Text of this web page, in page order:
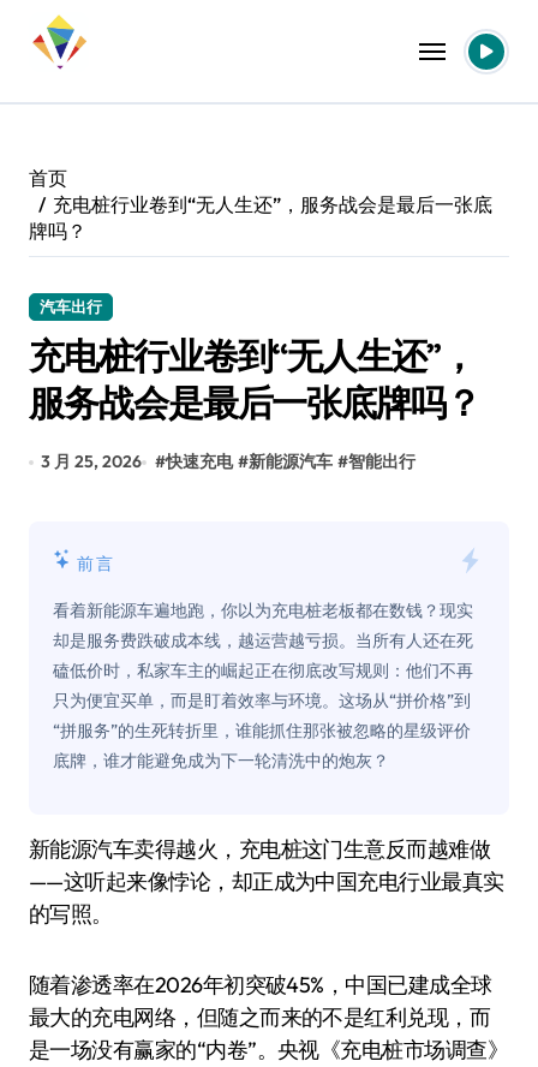
首页
充电桩行业卷到“无人生还”，服务战会是最后一张底
牌吗？
汽车出行
充电桩行业卷到“无人生还”，
服务战会是最后一张底牌吗？
3 月 25, 2026 #快速充电 #新能源汽车 #智能出行
前言
看着新能源车遍地跑，你以为充电桩老板都在数钱？现实
却是服务费跌破成本线，越运营越亏损。当所有人还在死
磕低价时，私家车主的崛起正在彻底改写规则：他们不再
只为便宜买单，而是盯着效率与环境。这场从“拼价格”到
“拼服务”的生死转折里，谁能抓住那张被忽略的星级评价
底牌，谁才能避免成为下一轮清洗中的炮灰？
新能源汽车卖得越火，充电桩这门生意反而越难做
——这听起来像悖论，却正成为中国充电行业最真实
的写照。
随着渗透率在2026年初突破45%，中国已建成全球
最大的充电网络，但随之而来的不是红利兑现，而
是一场没有赢家的“内卷”。央视《充电桩市场调查》